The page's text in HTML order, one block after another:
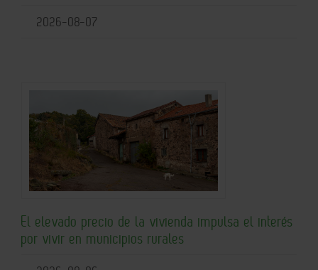
2026-08-07
El elevado precio de la vivienda impulsa el interés
por vivir en municipios rurales